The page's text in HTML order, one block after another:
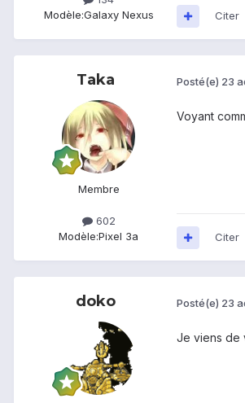
Modèle:Galaxy Nexus Citer
Taka
Membre
602
Modèle:Pixel 3a
Posté(e) 23
Voyant
Citer
doko Posté(e) 23
Je viens de